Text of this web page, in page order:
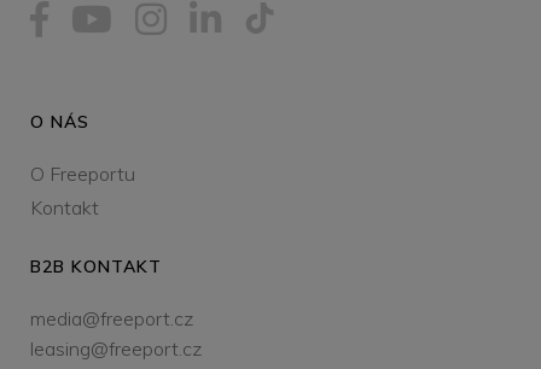
O NÁS
O Freeportu
Kontakt
B2B KONTAKT
media@freeport.cz
leasing@freeport.cz